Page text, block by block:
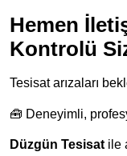
Hemen
Kontrolü
Tesisat arızaları
🧰 Deneyimli,
Düzgün Tesisat ile